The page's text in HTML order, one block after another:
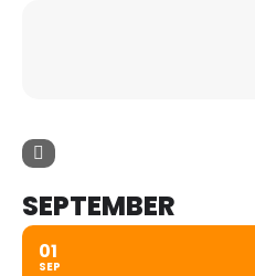
SEPTEMBER
01
SEP